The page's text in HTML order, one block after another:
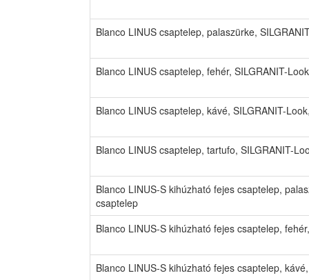
Blanco LINUS csaptelep, palaszürke,
Blanco LINUS csaptelep, fehér, SILGRANIT-
Blanco LINUS csaptelep, kávé, SILGRANIT-
Blanco LINUS csaptelep, tartufo, SILGRANIT-
Blanco LINUS-S kihúzható fejes csaptelep,
csaptelep
Blanco LINUS-S kihúzható fejes csaptelep,
Blanco LINUS-S kihúzható fejes csaptelep,